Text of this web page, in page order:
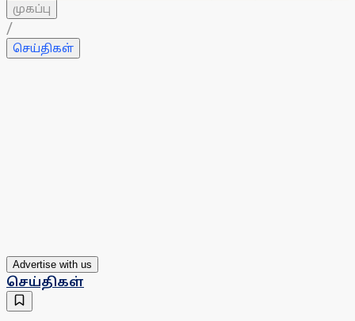
முகப்பு
/
செய்திகள்
Advertise with us
செய்திகள்